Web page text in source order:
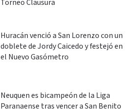
Torneo Clausura
Huracán venció a San Lorenzo con un
doblete de Jordy Caicedo y festejó en
el Nuevo Gasómetro
Neuquen es bicampeón de la Liga
Paranaense tras vencer a San Benito